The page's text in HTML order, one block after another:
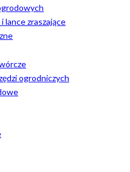
lance zraszające
ogrodniczych